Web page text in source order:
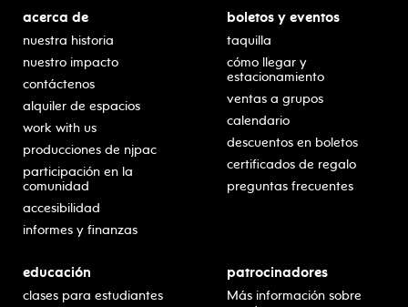
acerca de
nuestra historia
nuestro impacto
contáctenos
alquiler de espacios
work with us
producciones de njpac
participación en la
comunidad
accesibilidad
informes y finanzas
boletos y eventos
taquilla
cómo llegar y
estacionamiento
ventas a grupos
calendario
descuentos en boletos
certificados de regalo
preguntas frecuentes
educación
clases para estudiantes
patrocinadores
Más información sobre